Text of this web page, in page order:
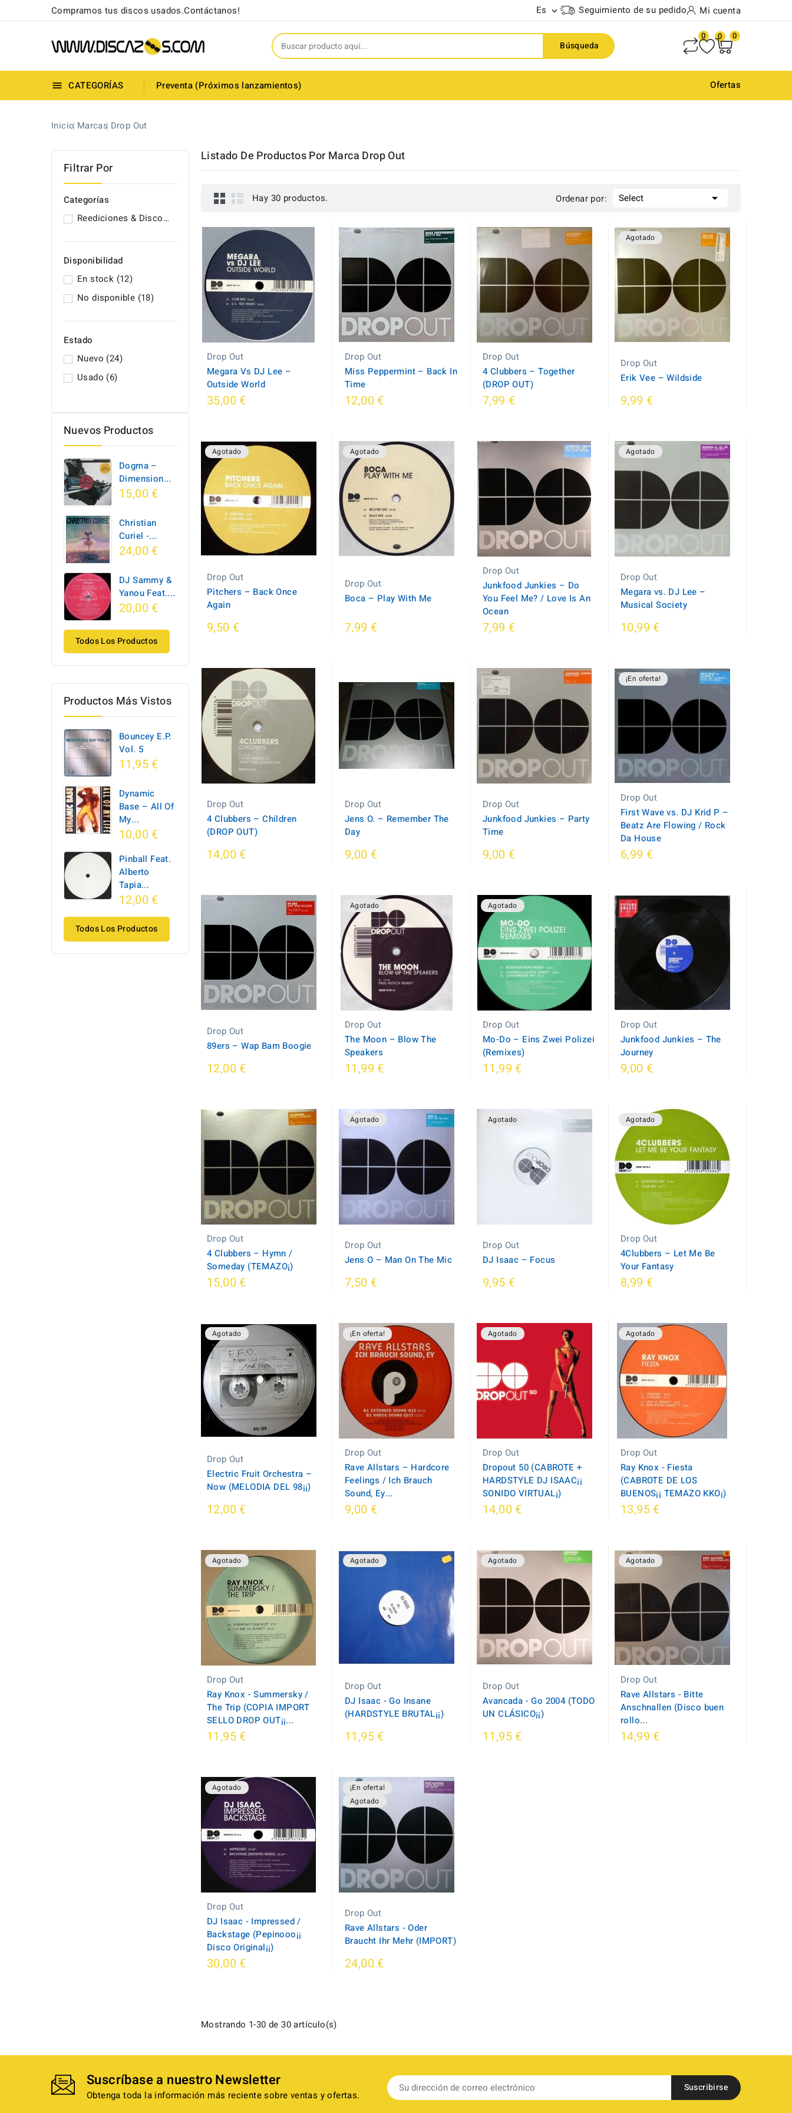
Compramos tus discos usados.Contáctanos! Es  Seguimiento de su pedido Mi cuenta
Búsqueda
0 0 0
 CATEGORÍAS Preventa (Próximos lanzamientos) Ofertas
Inicio Marcas Drop Out
Filtrar Por
Categorías
Reediciones & Discos Originales (UNIDADES NUEVAS)
Disponibilidad
En stock (12)
No disponible (18)
Estado
Nuevo (24)
Usado (6)
Nuevos Productos
Dogma –
Dimension...
15,00 €
Christian
Curiel -...
24,00 €
DJ Sammy &
Yanou Feat....
20,00 €
Todos Los Productos
Productos Más Vistos
Bouncey E.P.
Vol. 5
11,95 €
Dynamic
Base ‎– All Of
My...
10,00 €
Pinball Feat.
Alberto
Tapia...
12,00 €
Todos Los Productos
Listado De Productos Por Marca Drop Out
Hay 30 productos. Ordenar por: Select 
Drop Out
Megara Vs DJ Lee –
Outside World
35,00 €
Drop Out
Miss Peppermint ‎– Back In
Time
12,00 €
Drop Out
4 Clubbers ‎– Together
(DROP OUT)
7,99 €
Agotado
Drop Out
Erik Vee ‎– Wildside
9,99 €
Agotado
Drop Out
Pitchers ‎– Back Once
Again
9,50 €
Agotado
Drop Out
Boca ‎– Play With Me
7,99 €
Drop Out
Junkfood Junkies ‎– Do
You Feel Me? / Love Is An
Ocean
7,99 €
Agotado
Drop Out
Megara vs. DJ Lee ‎–
Musical Society
10,99 €
Drop Out
4 Clubbers – Children
(DROP OUT)
14,00 €
Drop Out
Jens O. ‎– Remember The
Day
9,00 €
Drop Out
Junkfood Junkies ‎– Party
Time
9,00 €
¡En oferta!
Drop Out
First Wave vs. DJ Krid P ‎–
Beatz Are Flowing / Rock
Da House
6,99 €
Drop Out
89ers ‎– Wap Bam Boogie
12,00 €
Agotado
Drop Out
The Moon ‎– Blow The
Speakers
11,99 €
Agotado
Drop Out
Mo-Do ‎– Eins Zwei Polizei
(Remixes)
11,99 €
Drop Out
Junkfood Junkies – The
Journey
9,00 €
Drop Out
4 Clubbers ‎– Hymn /
Someday (TEMAZO¡)
15,00 €
Agotado
Drop Out
Jens O ‎– Man On The Mic
7,50 €
Agotado
Drop Out
DJ Isaac ‎– Focus
9,95 €
Agotado
Drop Out
4Clubbers – Let Me Be
Your Fantasy
8,99 €
Agotado
Drop Out
Electric Fruit Orchestra –
Now (MELODIA DEL 98¡¡)
12,00 €
¡En oferta!
Drop Out
Rave Allstars – Hardcore
Feelings / Ich Brauch
Sound, Ey...
9,00 €
Agotado
Drop Out
Dropout 50 (CABROTE +
HARDSTYLE DJ ISAAC¡¡
SONIDO VIRTUAL¡)
14,00 €
Agotado
Drop Out
Ray Knox - Fiesta
(CABROTE DE LOS
BUENOS¡¡ TEMAZO KKO¡)
13,95 €
Agotado
Drop Out
Ray Knox - Summersky /
The Trip (COPIA IMPORT
SELLO DROP OUT¡¡...
11,95 €
Agotado
Drop Out
DJ Isaac - Go Insane
(HARDSTYLE BRUTAL¡¡)
11,95 €
Agotado
Drop Out
Avancada - Go 2004 (TODO
UN CLÁSICO¡¡)
11,95 €
Agotado
Drop Out
Rave Allstars - Bitte
Anschnallen (Disco buen
rollo...
14,99 €
Agotado
Drop Out
DJ Isaac - Impressed /
Backstage (Pepinooo¡¡
Disco Original¡¡)
30,00 €
¡En oferta!
Agotado
Drop Out
Rave Allstars - Oder
Braucht Ihr Mehr (IMPORT)
24,00 €
Mostrando 1-30 de 30 artículo(s)
Suscríbase a nuestro Newsletter
Obtenga toda la información más reciente sobre ventas y ofertas.